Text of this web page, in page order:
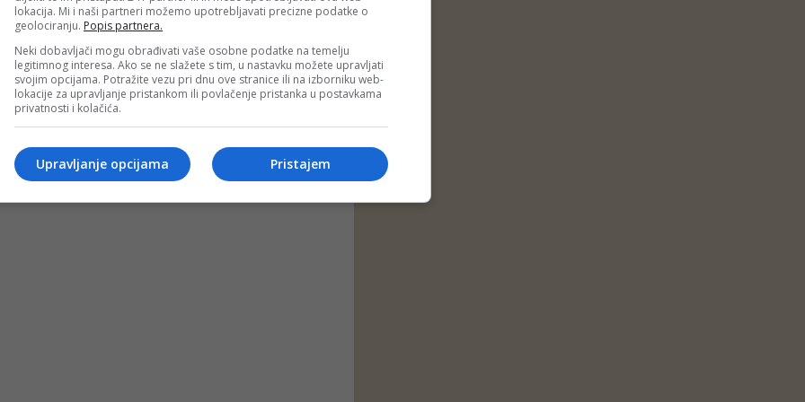
kovačević
lokacija. Mi i naši partneri možemo upotrebljavati precizne podatke o
geolociranju. Popis partnera.
Neki dobavljači mogu obrađivati vaše osobne podatke na temelju
legitimnog interesa. Ako se ne slažete s tim, u nastavku možete upravljati
svojim opcijama. Potražite vezu pri dnu ove stranice ili na izborniku web-
lokacije za upravljanje pristankom ili povlačenje pristanka u postavkama
privatnosti i kolačića.
Pristajem
Upravljanje opcijama